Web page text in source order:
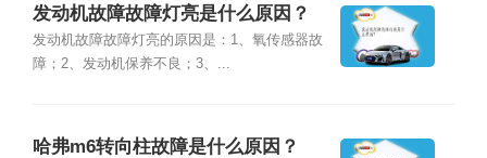
发动机故障故障灯亮是什么原因？
发动机故障故障灯亮的原因是：1、氧传感器故
障；2、发动机保养不良；3、...
哈弗m6转向柱故障是什么原因？